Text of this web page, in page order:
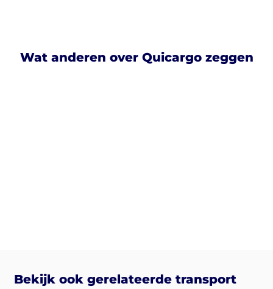
Wat anderen over Quicargo zeggen
Bekijk ook gerelateerde transport